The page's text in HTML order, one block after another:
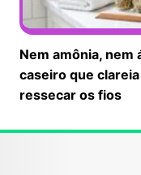
Nem amônia, nem
caseiro que
ressecar os fios